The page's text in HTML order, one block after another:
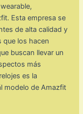
Esta empresa se
de alta calidad y
que los hacen
buscan llevar un
más
es la
modelo de Amazfit